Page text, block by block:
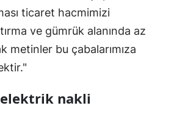
ticaret hacmimizi
ve gümrük alanında az
metinler bu çabalarımıza
elektrik nakli